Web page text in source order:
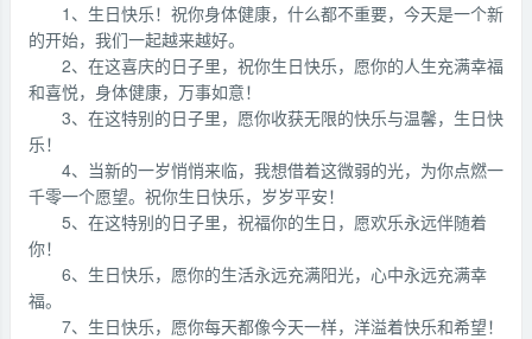
1、生日快乐！祝你身体健康，什么都不重要，今天是一个新
的开始，我们一起越来越好。
2、在这喜庆的日子里，祝你生日快乐，愿你的人生充满幸福
和喜悦，身体健康，万事如意！
3、在这特别的日子里，愿你收获无限的快乐与温馨，生日快
乐！
4、当新的一岁悄悄来临，我想借着这微弱的光，为你点燃一
千零一个愿望。祝你生日快乐，岁岁平安！
5、在这特别的日子里，祝福你的生日，愿欢乐永远伴随着
你！
6、生日快乐，愿你的生活永远充满阳光，心中永远充满幸
福。
7、生日快乐，愿你每天都像今天一样，洋溢着快乐和希望！